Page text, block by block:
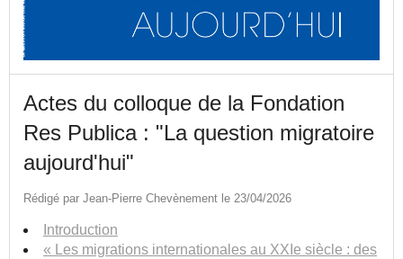
Actes du colloque de la Fondation
Res Publica : "La question migratoire
aujourd'hui"
Rédigé par Jean-Pierre Chevènement le 23/04/2026
Introduction
« Les migrations internationales au XXIe siècle : des